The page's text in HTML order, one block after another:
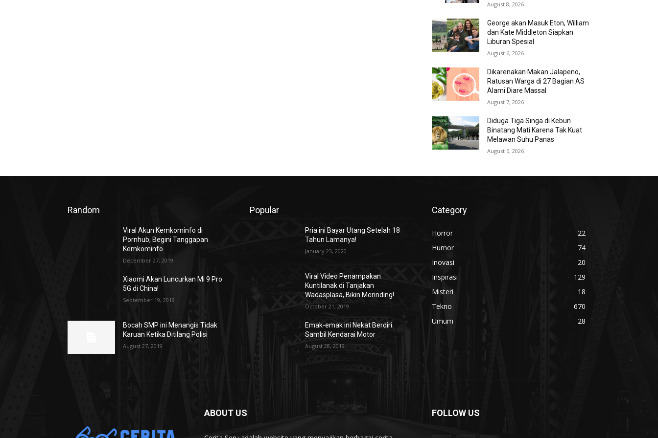
August 8, 2026
George akan Masuk Eton, William
dan Kate Middleton Siapkan
Liburan Spesial
August 6, 2026
Dikarenakan Makan Jalapeno,
Ratusan Warga di 27 Bagian AS
Alami Diare Massal
August 7, 2026
Diduga Tiga Singa di Kebun
Binatang Mati Karena Tak Kuat
Melawan Suhu Panas
August 6, 2026
Random
Viral Akun Kemkominfo di
Pornhub, Begini Tanggapan
Kemkominfo
December 27, 2019
Xiaomi Akan Luncurkan Mi 9 Pro
5G di China!
September 19, 2019
Bocah SMP ini Menangis Tidak
Karuan Ketika Ditilang Polisi
August 27, 2019
Popular
Pria ini Bayar Utang Setelah 18
Tahun Lamanya!
January 23, 2020
Viral Video Penampakan
Kuntilanak di Tanjakan
Wadasplasa, Bikin Merinding!
October 21, 2019
Emak-emak ini Nekat Berdiri
Sambil Kendarai Motor
August 28, 2019
Category
Horror
22
Humor
74
Inovasi
20
Inspirasi
129
Misteri
18
Tekno
670
Umum
28
ABOUT US FOLLOW US